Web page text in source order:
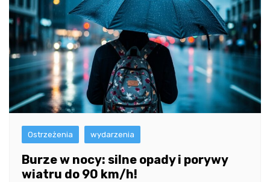
Ostrzeżenia wydarzenia
Burze w nocy: silne opady i porywy
wiatru do 90 km/h!